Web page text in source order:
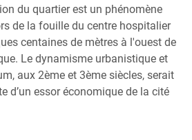
du quartier est un phénomène
de la fouille du centre hospitalier
centaines de mètres à l'ouest de
Le dynamisme urbanistique et
aux 2ème et 3ème siècles, serait
d’un essor économique de la cité